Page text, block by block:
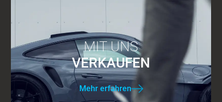
MIT UNS
VERKAUFEN
Mehr erfahren